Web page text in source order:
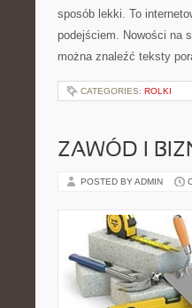
sposób lekki. To
podejściem. Nowości na
można znaleźć teksty
CATEGORIES: ROLKI
ZAWÓD I
POSTED BY ADMIN